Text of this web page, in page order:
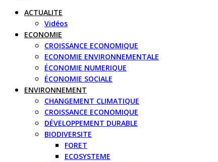
ACTUALITE
Vidéos
ECONOMIE
CROISSANCE ECONOMIQUE
ECONOMIE ENVIRONNEMENTALE
ÉCONOMIE NUMERIQUE
ÉCONOMIE SOCIALE
ENVIRONNEMENT
CHANGEMENT CLIMATIQUE
CROISSANCE ECONOMIQUE
DÉVELOPPEMENT DURABLE
BIODIVERSITE
FORET
ECOSYSTEME